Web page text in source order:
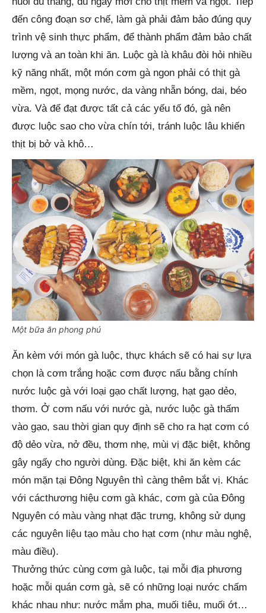
đến công đoạn sơ chế, làm gà phải đảm bảo đúng quy
trình vệ sinh thực phẩm, để thành phẩm đảm bảo chất
lượng và an toàn khi ăn. Luộc gà là khâu đòi hỏi nhiều
kỹ năng nhất, một món cơm gà ngon phải có thịt gà
mềm, ngọt, mọng nước, da vàng nhẵn bóng, dai, béo
vừa. Và để đạt được tất cả các yếu tố đó, gà nên
được luộc sao cho vừa chín tới, tránh luộc lâu khiến
thịt bị bở và khô…
Một bữa ăn phong phú
Ăn kèm với món gà luộc, thực khách sẽ có hai sự lựa
chọn là cơm trắng hoặc cơm được nấu bằng chính
nước luộc gà với loại gạo chất lượng, hạt gạo dẻo,
thơm. Ở cơm nấu với nước gà, nước luộc gà thấm
vào gạo, sau thời gian quy định sẽ cho ra hạt cơm có
độ dẻo vừa, nở đều, thơm nhẹ, mùi vị đặc biệt, không
gây ngấy cho người dùng. Đặc biệt, khi ăn kèm các
món mặn tại Đông Nguyên thì càng thêm bắt vị. Khác
với cácthương hiệu cơm gà khác, cơm gà của Đông
Nguyên có màu vàng nhạt đặc trưng, không sử dụng
các nguyên liệu tạo màu cho hạt cơm (như màu nghệ,
màu điều).
Thưởng thức cùng cơm gà luộc, tại mỗi địa phương
hoặc mỗi quán cơm gà, sẽ có những loại nước chấm
khác nhau như: nước mắm pha, muối tiêu, muối ớt…